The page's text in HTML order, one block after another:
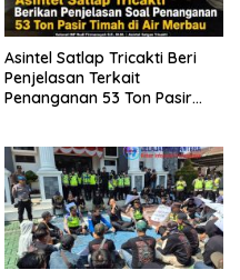
Asintel Satlap Tricakti Beri
Penjelasan Terkait
Penanganan 53 Ton Pasir